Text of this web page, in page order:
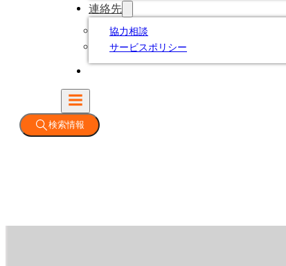
連絡先
協力相談
サービスポリシー
検索情報